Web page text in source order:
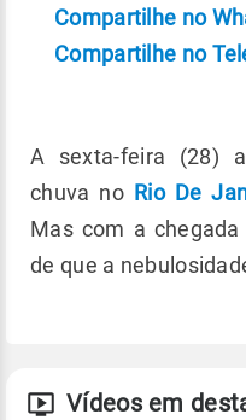
Compartilhe no
Compartilhe no
A sexta-feira (28)
chuva no Rio De
Mas com a
de que a
Vídeos em